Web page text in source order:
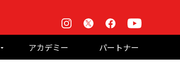
Instagram Facebook
アカデミー パートナー